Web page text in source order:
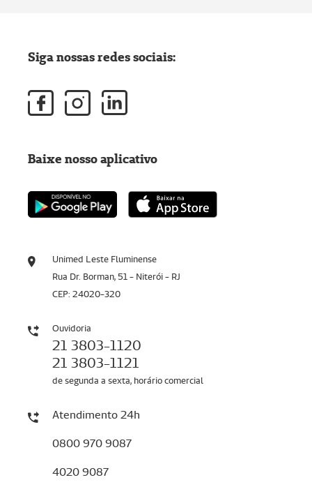
Unimed Leste Fluminense
Rua Dr. Borman, 51 - Niterói - RJ
CEP: 24020-320
Ouvidoria
21 3803-1120
21 3803-1121
de segunda a sexta, horário comercial
Atendimento 24h
0800 970 9087
4020 9087
Siga nossas redes sociais:
Baixe nosso aplicativo